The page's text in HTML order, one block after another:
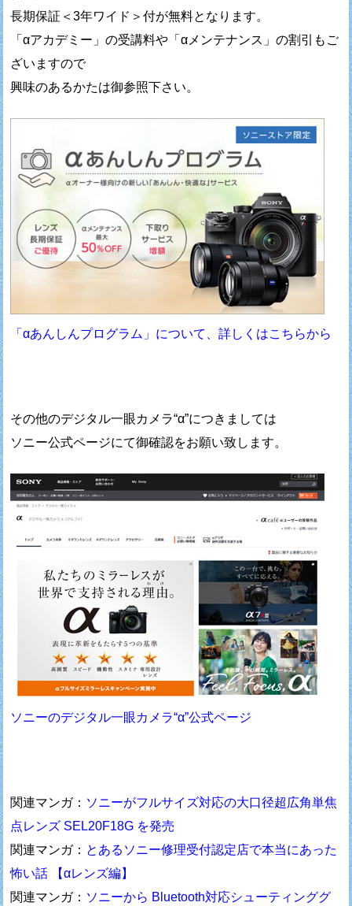
長期保証＜3年ワイド＞付が無料となります。
「αアカデミー」の受講料や「αメンテナンス」の割引もご
ざいますので
興味のあるかたは御参照下さい。
「αあんしんプログラム」について、詳しくはこちらから
その他のデジタル一眼カメラ“α”につきましては
ソニー公式ページにて御確認をお願い致します。
ソニーのデジタル一眼カメラ“α”公式ページ
関連マンガ： ソニーがフルサイズ対応の大口径超広角単焦
点レンズ SEL20F18G を発売
関連マンガ： とあるソニー修理受付認定店で本当にあった
怖い話 【αレンズ編】
関連マンガ： ソニーから Bluetooth対応シューティンググ